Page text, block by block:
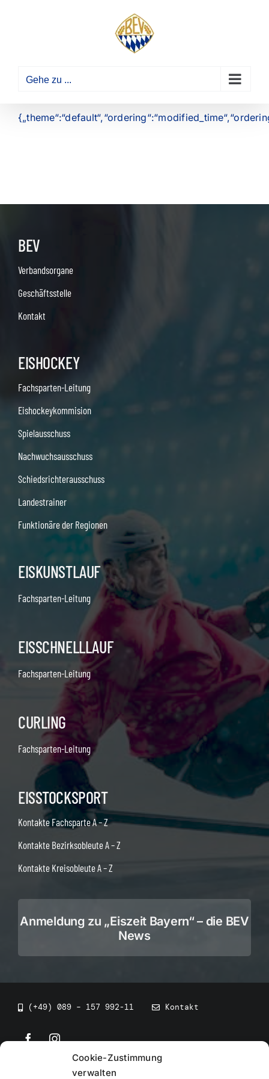
Cookie-Zustimmung
verwalten
Gehe zu ...
BEV
Verbandsorgane
Geschäftsstelle
Kontakt
EISHOCKEY
Fachsparten-Leitung
Eishockeykommision
Spielausschuss
Nachwuchsausschuss
Schiedsrichterausschuss
Landestrainer
Funktionäre der Regionen
EISKUNSTLAUF
Fachsparten-Leitung
EISSCHNELLLAUF
Fachsparten-Leitung
CURLING
Fachsparten-Leitung
EISSTOCKSPORT
Kontakte Fachsparte A – Z
Kontakte Bezirksobleute A – Z
Kontakte Kreisobleute A – Z
Anmeldung zu „Eiszeit Bayern“ – die BEV
News
(+49) 089 – 157 992-11 Kontakt
• BEV Bayerischer Eissportverband